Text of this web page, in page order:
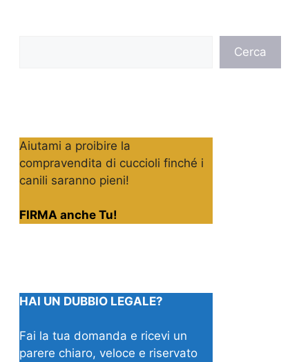
Cerca
Aiutami a proibire la
compravendita di cuccioli finché i
canili saranno pieni!
FIRMA anche Tu!
HAI UN DUBBIO LEGALE?
Fai la tua domanda e ricevi un
parere chiaro, veloce e riservato